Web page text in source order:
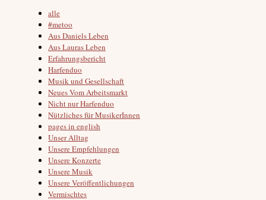
alle
#metoo
Aus Daniels Leben
Aus Lauras Leben
Erfahrungsbericht
Harfenduo
Musik und Gesellschaft
Neues Vom Arbeitsmarkt
Nicht nur Harfenduo
Nützliches für MusikerInnen
pages in english
Unser Alltag
Unsere Empfehlungen
Unsere Konzerte
Unsere Musik
Unsere Veröffentlichungen
Vermischtes